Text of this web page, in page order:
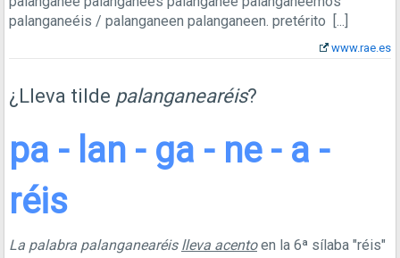
palanganeéis / palanganeen palanganeen. pretérito [...]
www.rae.es
¿Lleva tilde palanganearéis?
pa - lan - ga - ne - a -
réis
La palabra palanganearéis lleva acentoen la 6ª sílaba "réis"